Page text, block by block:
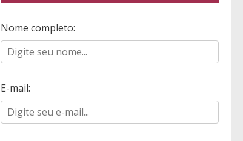
Nome completo:
E-mail: